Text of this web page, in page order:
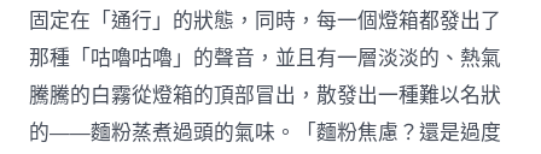
固定在「通行」的狀態，同時，每一個燈箱都發出了
那種「咕嚕咕嚕」的聲音，並且有一層淡淡的、熱氣
騰騰的白霧從燈箱的頂部冒出，散發出一種難以名狀
的——麵粉蒸煮過頭的氣味。「麵粉焦慮？還是過度